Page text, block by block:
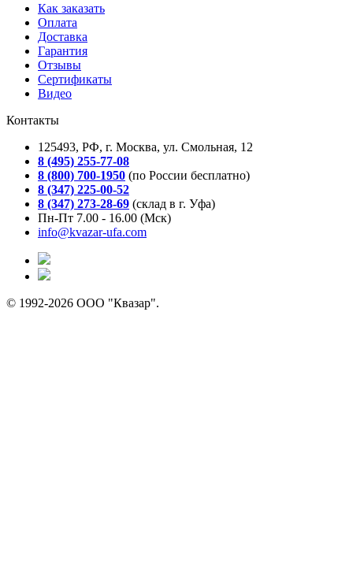
Как заказать
Оплата
Доставка
Гарантия
Отзывы
Сертификаты
Видео
Контакты
125493, РФ, г. Москва, ул. Смольная, 12
8 (495) 255-77-08
8 (800) 700-1950 (по России бесплатно)
8 (347) 225-00-52
8 (347) 273-28-69 (склад в г. Уфа)
Пн-Пт 7.00 - 16.00 (Мск)
info@kvazar-ufa.com
© 1992-2026 ООО "Квазар".